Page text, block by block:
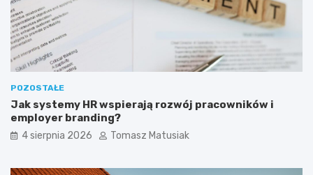
?
POZOSTAŁE
Jak systemy HR wspierają rozwój pracowników i
employer branding?
4 sierpnia 2026 Tomasz Matusiak